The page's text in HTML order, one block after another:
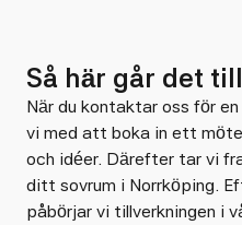
Så här går det till
När du kontaktar oss för
vi med att boka in ett
och idéer. Därefter tar vi
ditt sovrum i Norrköping.
påbörjar vi tillverkningen i